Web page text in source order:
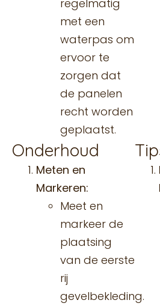
regelmatig
met een
waterpas om
ervoor te
zorgen dat
de panelen
recht worden
geplaatst.
Onderhoud
Meten en
Markeren:
Meet en
markeer de
plaatsing
van de eerste
rij
gevelbekleding.